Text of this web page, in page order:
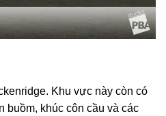
Khu vực này còn có
buồm, khúc côn cầu và các